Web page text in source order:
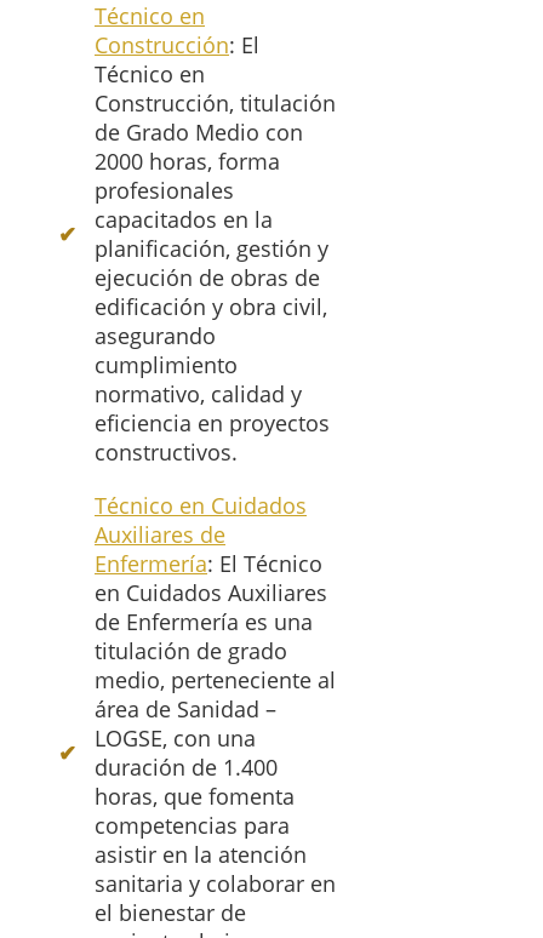
Técnico en
Construcción: El
Técnico en
Construcción, titulación
de Grado Medio con
2000 horas, forma
profesionales
capacitados en la
planificación, gestión y
ejecución de obras de
edificación y obra civil,
asegurando
cumplimiento
normativo, calidad y
eficiencia en proyectos
constructivos.
Técnico en Cuidados
Auxiliares de
Enfermería: El Técnico
en Cuidados Auxiliares
de Enfermería es una
titulación de grado
medio, perteneciente al
área de Sanidad –
LOGSE, con una
duración de 1.400
horas, que fomenta
competencias para
asistir en la atención
sanitaria y colaborar en
el bienestar de